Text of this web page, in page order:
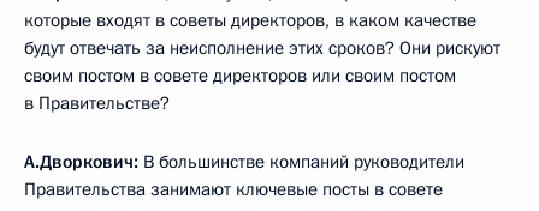
которые входят в советы директоров, в каком качестве
будут отвечать за неисполнение этих сроков? Они рискуют
своим постом в совете директоров или своим постом
в Правительстве?
А.Дворкович: В большинстве компаний руководители
Правительства занимают ключевые посты в совете